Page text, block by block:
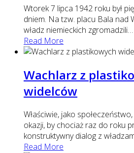
Wtorek 7 lipca 1942 roku był
dniem. Na tzw. placu Bala nad
władz niemieckich zgromadzili…
Read More
Wachlarz z
widelców
Właściwie, jako
okazji, by chociaż raz do roku
konstruktywny dialog z
Read More